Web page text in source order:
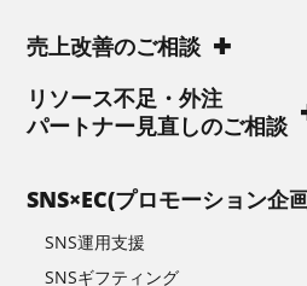
売上改善のご相談
リソース不足・外注
パートナー見直しのご相談
SNS×EC(プロモーション企
SNS運用支援
SNSギフティング